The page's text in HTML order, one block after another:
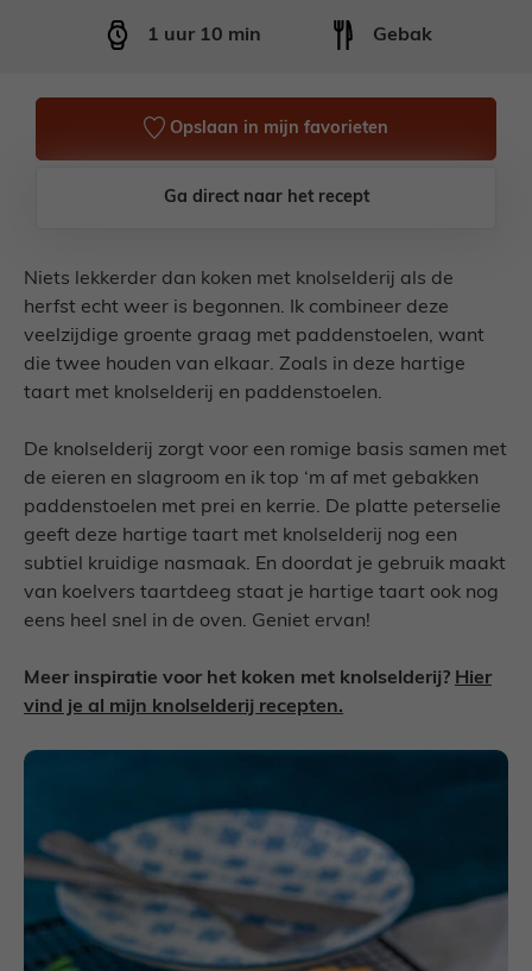
1 uur
uur 10 minuten
min Gebak
Opslaan in mijn favorieten
Ga direct naar het recept
Niets lekkerder dan koken met knolselderij als de
herfst echt weer is begonnen. Ik combineer deze
veelzijdige groente graag met paddenstoelen, want
die twee houden van elkaar. Zoals in deze hartige
taart met knolselderij en paddenstoelen.
De knolselderij zorgt voor een romige basis samen met
de eieren en slagroom en ik top ‘m af met gebakken
paddenstoelen met prei en kerrie. De platte peterselie
geeft deze hartige taart met knolselderij nog een
subtiel kruidige nasmaak. En doordat je gebruik maakt
van koelvers taartdeeg staat je hartige taart ook nog
eens heel snel in de oven. Geniet ervan!
Meer inspiratie voor het koken met knolselderij? Hier
vind je al mijn knolselderij recepten.